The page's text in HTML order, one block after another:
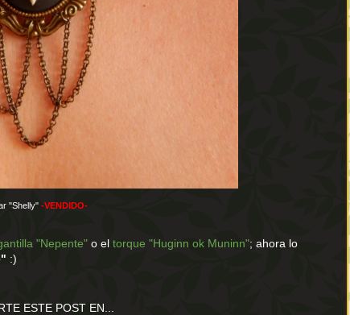
"Shelly" -VENDIDO-
"Nepente" o el torque "Huginn ok Muninn"; ahora lo
:)
ESTE POST EN...